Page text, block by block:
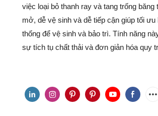
việc loại bỏ thanh ray và tang trống
mở, dễ vệ sinh và dễ tiếp cận giúp tối
thống để vệ sinh và bảo trì. Tính năng
sự tích tụ chất thải và đơn giản hóa quy